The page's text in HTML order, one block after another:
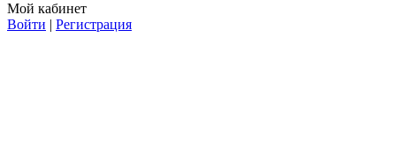
Мой кабинет
Войти | Регистрация